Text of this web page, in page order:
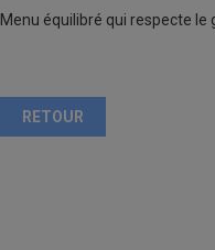
Menu équilibré qui respecte
RETOUR